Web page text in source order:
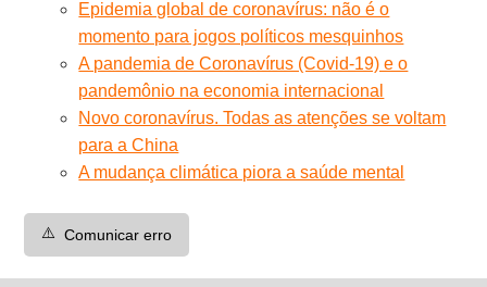
Epidemia global de coronavírus: não é o
momento para jogos políticos mesquinhos
A pandemia de Coronavírus (Covid-19) e o
pandemônio na economia internacional
Novo coronavírus. Todas as atenções se voltam
para a China
A mudança climática piora a saúde mental
⚠️ Comunicar erro